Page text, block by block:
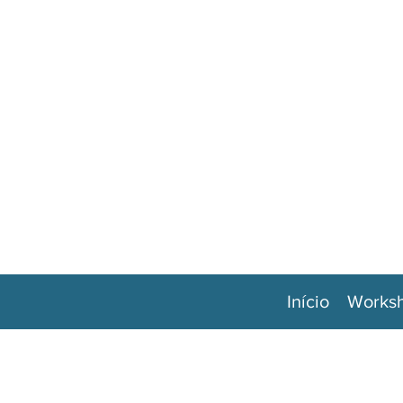
Início